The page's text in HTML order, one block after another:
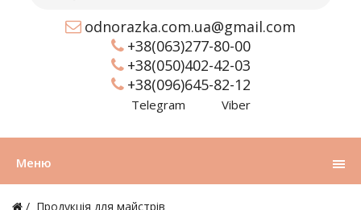
odnorazka.com.ua@gmail.com
+38(063)277-80-00
+38(050)402-42-03
+38(096)645-82-12
Telegram Viber
Меню
Продукція для майстрів